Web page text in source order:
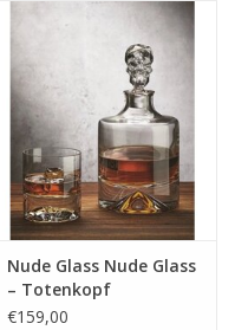
Nude Glass Nude Glass
– Totenkopf
Whiskeyset Shadow –
€159,00